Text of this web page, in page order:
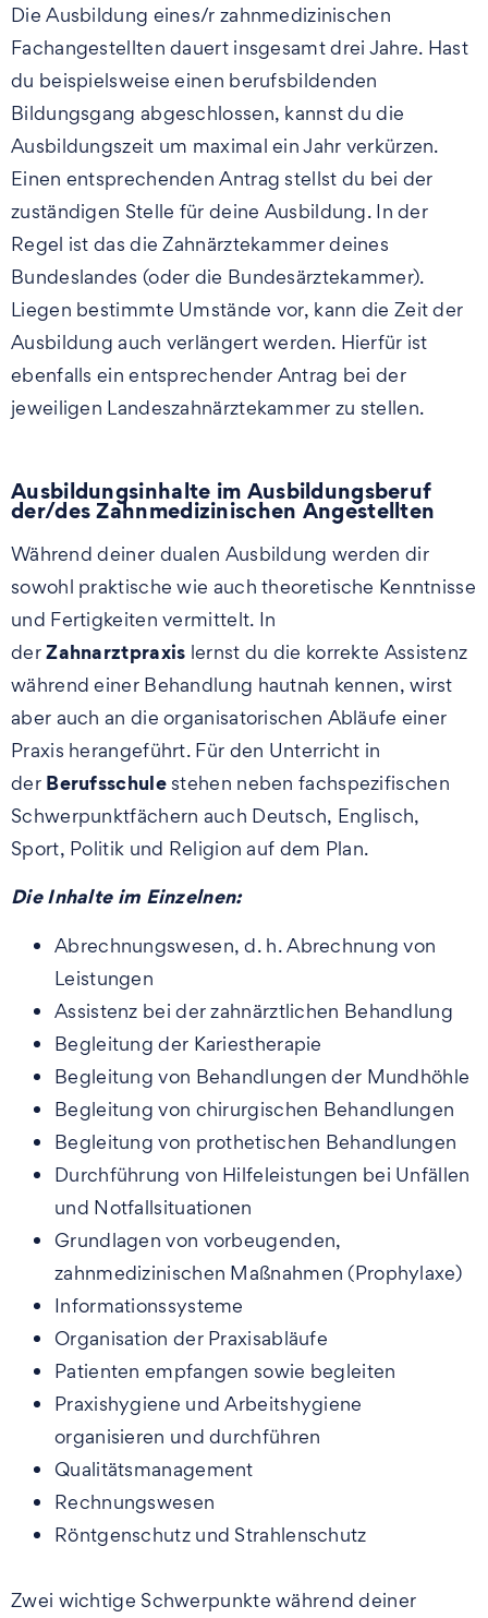
Die Ausbildung eines/r zahnmedizinischen
Fachangestellten dauert insgesamt drei Jahre. Hast
du beispielsweise einen berufsbildenden
Bildungsgang abgeschlossen, kannst du die
Ausbildungszeit um maximal ein Jahr verkürzen.
Einen entsprechenden Antrag stellst du bei der
zuständigen Stelle für deine Ausbildung. In der
Regel ist das die Zahnärztekammer deines
Bundeslandes (oder die Bundesärztekammer).
Liegen bestimmte Umstände vor, kann die Zeit der
Ausbildung auch verlängert werden. Hierfür ist
ebenfalls ein entsprechender Antrag bei der
jeweiligen Landeszahnärztekammer zu stellen.
Ausbildungsinhalte im Ausbildungsberuf
der/des Zahnmedizinischen Angestellten
Während deiner dualen Ausbildung werden dir
sowohl praktische wie auch theoretische Kenntnisse
und Fertigkeiten vermittelt. In
derZahnarztpraxis lernst du die korrekte Assistenz
während einer Behandlung hautnah kennen, wirst
aber auch an die organisatorischen Abläufe einer
Praxis herangeführt. Für den Unterricht in
der Berufsschulestehen neben fachspezifischen
Schwerpunktfächern auch Deutsch, Englisch,
Sport, Politik und Religion auf dem Plan.
Die Inhalte im Einzelnen:
Abrechnungswesen, d. h. Abrechnung von
Leistungen
Assistenz bei der zahnärztlichen Behandlung
Begleitung der Kariestherapie
Begleitung von Behandlungen der Mundhöhle
Begleitung von chirurgischen Behandlungen
Begleitung von prothetischen Behandlungen
Durchführung von Hilfeleistungen bei Unfällen
und Notfallsituationen
Grundlagen von vorbeugenden,
zahnmedizinischen Maßnahmen (Prophylaxe)
Informationssysteme
Organisation der Praxisabläufe
Patienten empfangen sowie begleiten
Praxishygiene und Arbeitshygiene
organisieren und durchführen
Qualitätsmanagement
Rechnungswesen
Röntgenschutz und Strahlenschutz
Zwei wichtige Schwerpunkte während deiner